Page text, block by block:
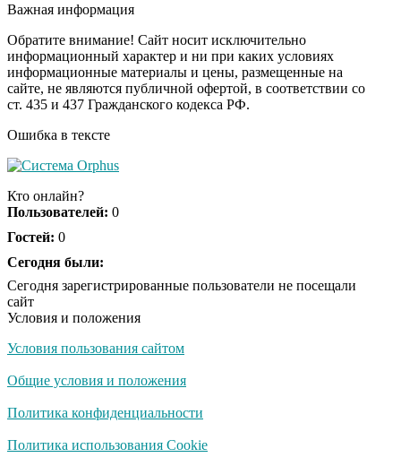
смеяться вы будете
i
Королева вагона
отожгла! Видео не
оставит равнодушным
Экс-бойфренд дочери
Важная информация
Обратите внимание! Сайт носит исключительно
информационный характер и ни при каких условиях
информационные материалы и цены, размещенные на
сайте, не являются публичной офертой, в соответствии со
ст. 435 и 437 Гражданского кодекса РФ.
Ошибка в тексте
Кто онлайн?
Пользователей: 0
Гостей: 0
Сегодня были:
Сегодня зарегистрированные пользователи не посещали
сайт
Условия и положения
Условия пользования сайтом
Общие условия и положения
Политика конфиденциальности
Политика использования Cookie